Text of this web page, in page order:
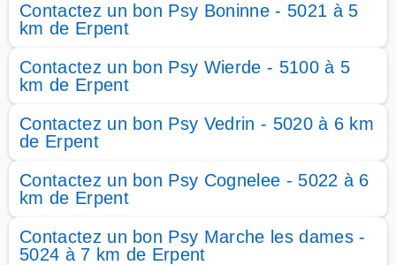
Contactez un bon Psy Boninne - 5021 à 5
km de Erpent
Contactez un bon Psy Wierde - 5100 à 5
km de Erpent
Contactez un bon Psy Vedrin - 5020 à 6 km
de Erpent
Contactez un bon Psy Cognelee - 5022 à 6
km de Erpent
Contactez un bon Psy Marche les dames -
5024 à 7 km de Erpent